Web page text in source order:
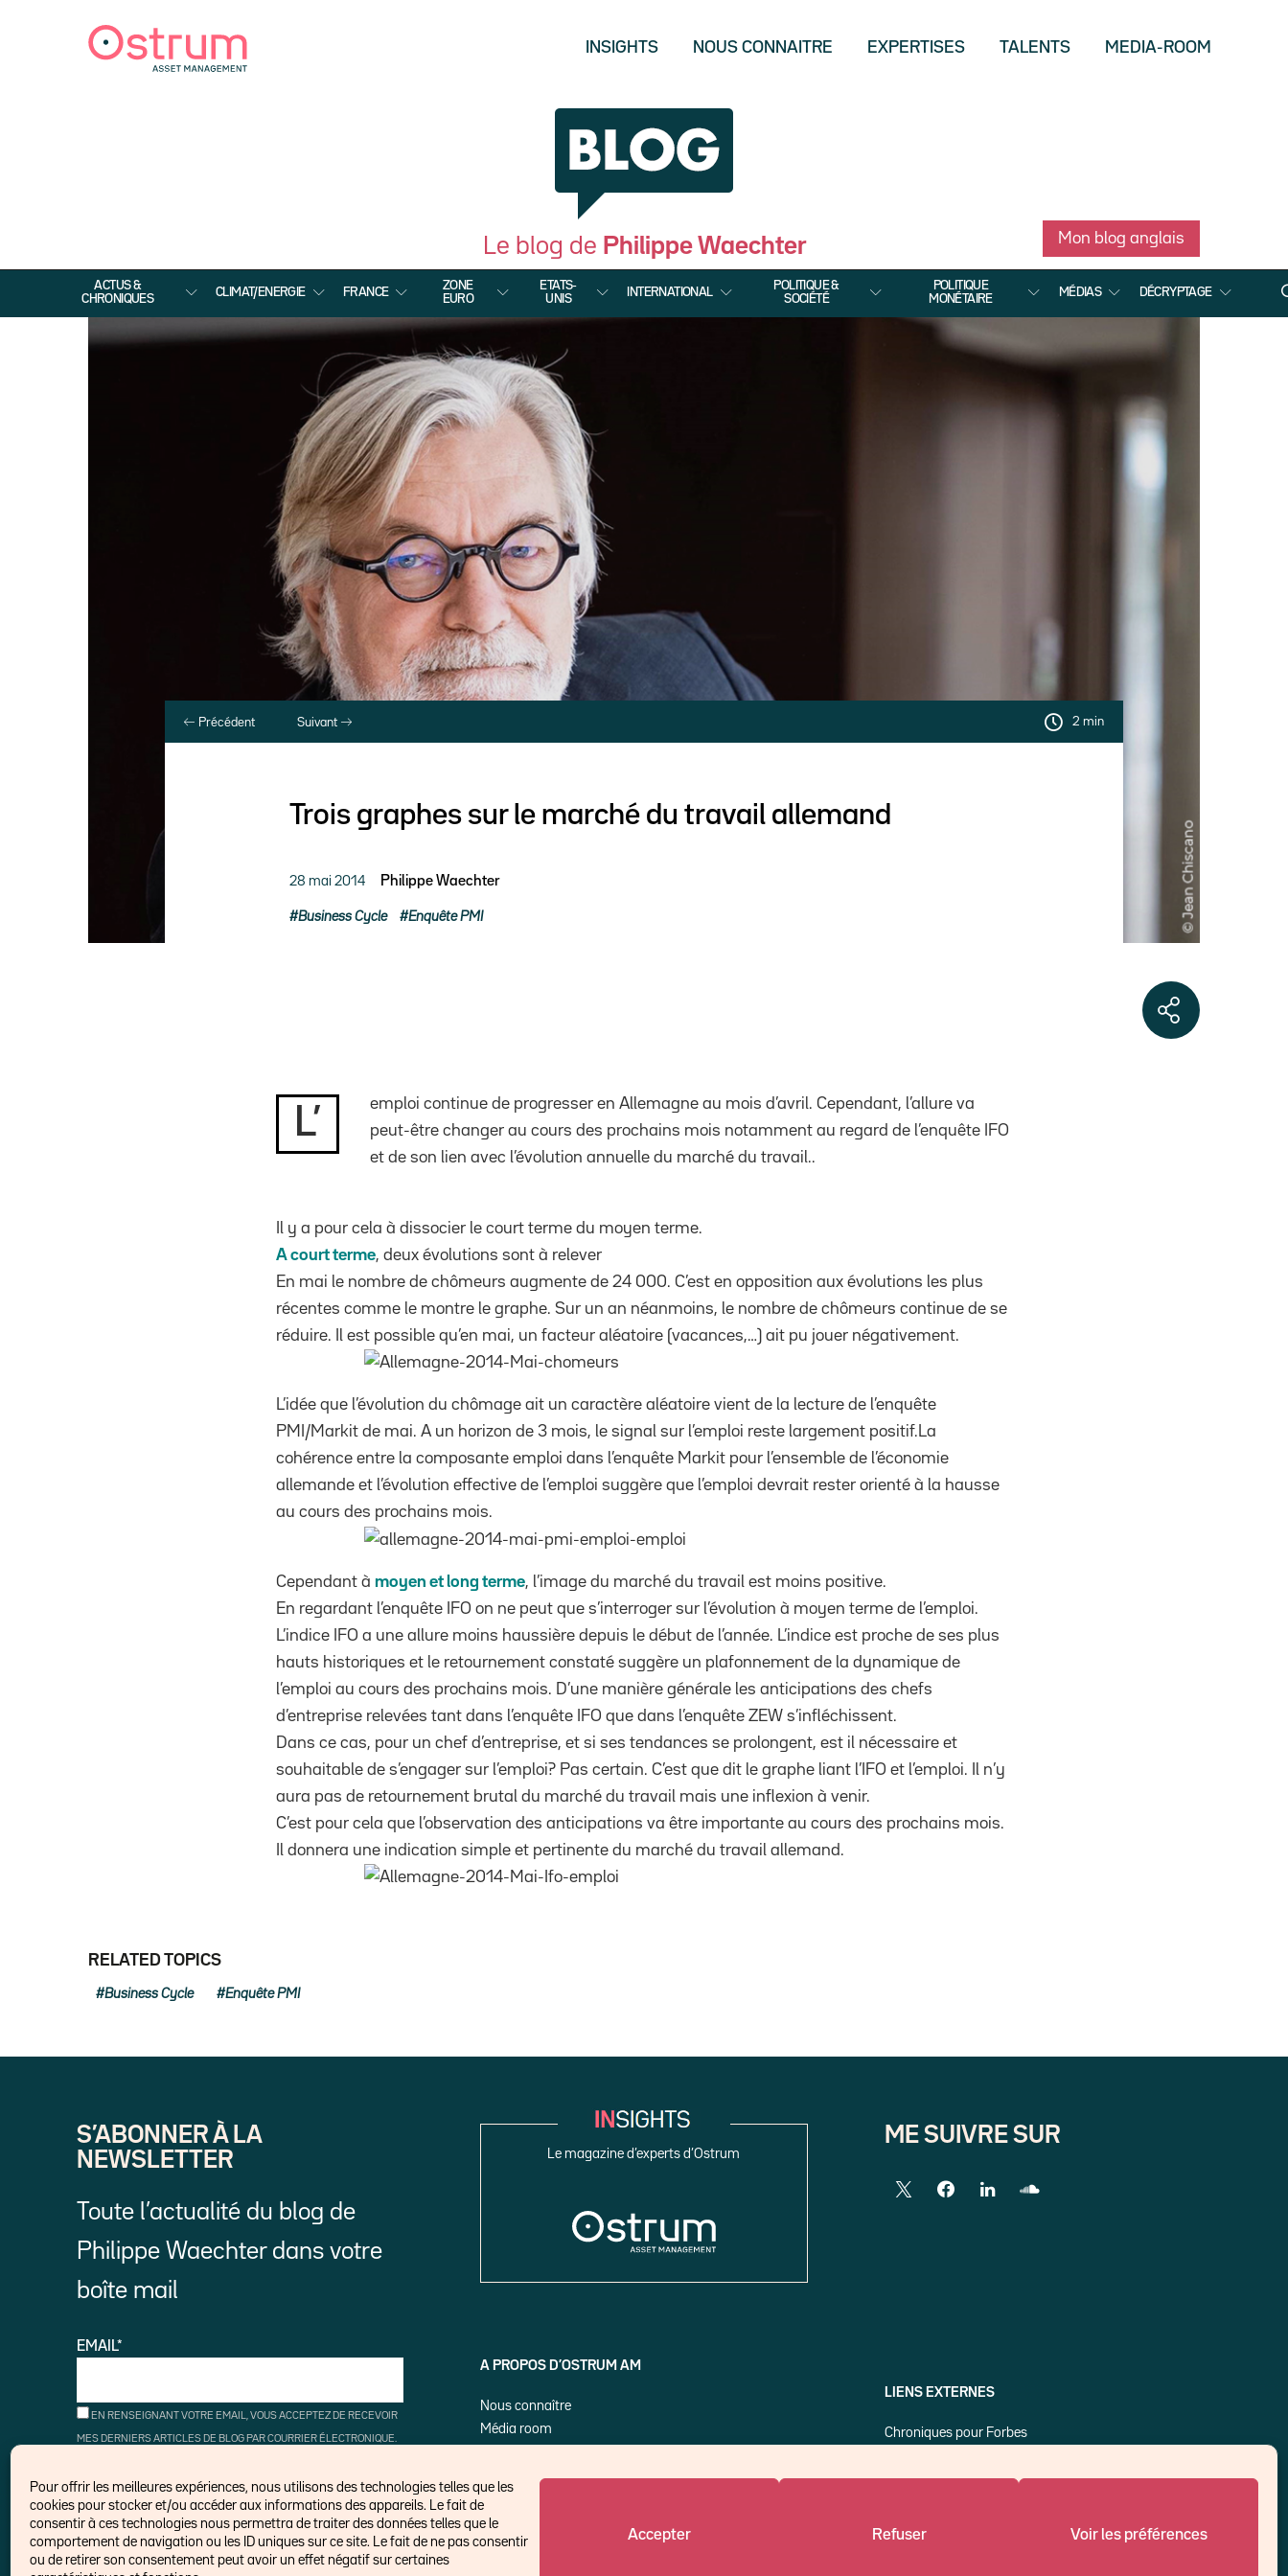
Pour offrir les meilleures expériences, nous utilisons des technologies telles que les
cookies pour stocker et/ou accéder aux informations des appareils. Le fait de
consentir à ces technologies nous permettra de traiter des données telles que le
comportement de navigation ou les ID uniques sur ce site. Le fait de ne pas consentir
ou de retirer son consentement peut avoir un effet négatif sur certaines
Accepter Refuser Voir les préférences
INSIGHTS NOUS CONNAITRE EXPERTISES TALENTS MEDIA-ROOM
Le blog de Philippe Waechter Mon blog anglais
ACTUS &
CHRONIQUES
CLIMAT/ENERGIE FRANCE
ZONE
EURO
ETATS-
UNIS
INTERNATIONAL
POLITIQUE &
SOCIÉTÉ
POLITIQUE
MONÉTAIRE
MÉDIAS DÉCRYPTAGE
Précédent Suivant 2 min
Trois graphes sur le marché du travail allemand
28 mai 2014 Philippe Waechter
Business Cycle Enquête PMI
L’
emploi continue de progresser en Allemagne au mois d’avril. Cependant, l’allure va
peut-être changer au cours des prochains mois notamment au regard de l’enquête IFO
et de son lien avec l’évolution annuelle du marché du travail..
Il y a pour cela à dissocier le court terme du moyen terme.
A court terme, deux évolutions sont à relever
En mai le nombre de chômeurs augmente de 24 000. C’est en opposition aux évolutions les plus
récentes comme le montre le graphe. Sur un an néanmoins, le nombre de chômeurs continue de se
réduire. Il est possible qu’en mai, un facteur aléatoire (vacances,…) ait pu jouer négativement.
L’idée que l’évolution du chômage ait un caractère aléatoire vient de la lecture de l’enquête
PMI/Markit de mai. A un horizon de 3 mois, le signal sur l’emploi reste largement positif.La
cohérence entre la composante emploi dans l’enquête Markit pour l’ensemble de l’économie
allemande et l’évolution effective de l’emploi suggère que l’emploi devrait rester orienté à la hausse
au cours des prochains mois.
Cependant à moyen et long terme, l’image du marché du travail est moins positive.
En regardant l’enquête IFO on ne peut que s’interroger sur l’évolution à moyen terme de l’emploi.
L’indice IFO a une allure moins haussière depuis le début de l’année. L’indice est proche de ses plus
hauts historiques et le retournement constaté suggère un plafonnement de la dynamique de
l’emploi au cours des prochains mois. D’une manière générale les anticipations des chefs
d’entreprise relevées tant dans l’enquête IFO que dans l’enquête ZEW s’infléchissent.
Dans ce cas, pour un chef d’entreprise, et si ses tendances se prolongent, est il nécessaire et
souhaitable de s’engager sur l’emploi? Pas certain. C’est que dit le graphe liant l’IFO et l’emploi. Il n’y
aura pas de retournement brutal du marché du travail mais une inflexion à venir.
C’est pour cela que l’observation des anticipations va être importante au cours des prochains mois.
Il donnera une indication simple et pertinente du marché du travail allemand.
RELATED TOPICS
Business Cycle Enquête PMI
S’ABONNER À LA
NEWSLETTER
Toute l’actualité du blog de
Philippe Waechter dans votre
boîte mail
EMAIL*
EN RENSEIGNANT VOTRE EMAIL, VOUS ACCEPTEZ DE RECEVOIR
MES DERNIERS ARTICLES DE BLOG PAR COURRIER ÉLECTRONIQUE.
LIENS DE DÉSINSCRIPTION.
Le magazine d’experts d’Ostrum
A PROPOS D’OSTRUM AM
Nous connaître
Média room
ME SUIVRE SUR
LIENS EXTERNES
Chroniques pour Forbes
Think tank